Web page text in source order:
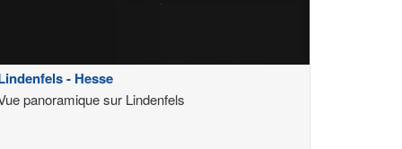
- Hesse
panoramique sur Lindenfels